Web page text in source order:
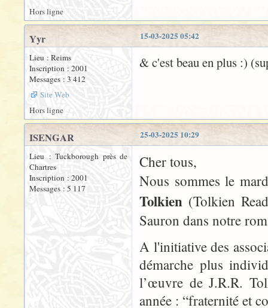
Hors ligne
15-03-2025 05:42
Yyr
Lieu : Reims
Inscription : 2001
Messages : 3 412
Site Web
& c'est beau en plus :)
Hors ligne
25-03-2025 10:29
ISENGAR
Lieu : Tuckborough près de
Chartres
Inscription : 2001
Messages : 5 117
Cher tous,
Nous sommes le
Tolkien (Tolkien
Sauron dans notre
A l'initiative des
démarche plus
l’œuvre de J.R.R.
année : “fraternité et